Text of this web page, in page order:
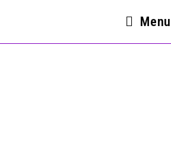
Menu